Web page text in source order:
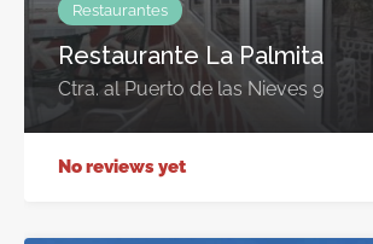
Restaurantes
Restaurante La Palmita
Ctra. al Puerto de las Nieves 9
No reviews yet